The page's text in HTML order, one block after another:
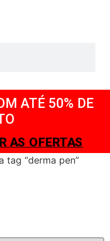
ATÉ 50% DE
AS OFERTAS
tag “derma pen”